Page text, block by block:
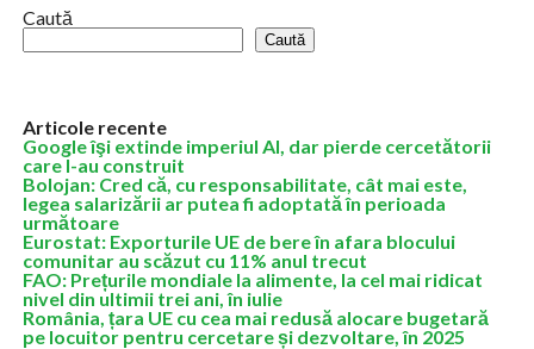
Caută
Caută
Articole recente
Google îşi extinde imperiul AI, dar pierde cercetătorii
care l-au construit
Bolojan: Cred că, cu responsabilitate, cât mai este,
legea salarizării ar putea fi adoptată în perioada
următoare
Eurostat: Exporturile UE de bere în afara blocului
comunitar au scăzut cu 11% anul trecut
FAO: Prețurile mondiale la alimente, la cel mai ridicat
nivel din ultimii trei ani, în iulie
România, țara UE cu cea mai redusă alocare bugetară
pe locuitor pentru cercetare și dezvoltare, în 2025